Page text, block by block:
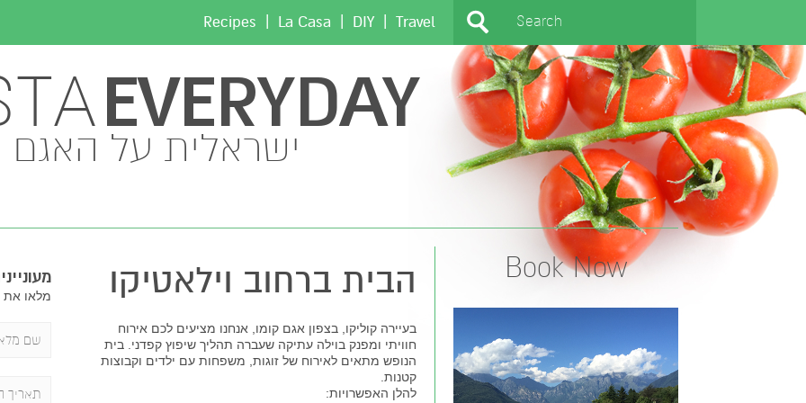
Travel
|
DIY
|
La Casa
|
Recipes
EVERYDAY
ישראלית על האגם
Book Now הבית ברחוב וילאטיקו
בעיירה קוליקו, בצפון אגם קומו, אנחנו מציעים לכם אירוח
חוויתי ומפנק בוילה עתיקה שעברה תהליך שיפוץ קפדני. בית
הנופש מתאים לאירוח של זוגות, משפחות עם ילדים וקבוצות
קטנות.
להלן האפשרויות:
מלאו את